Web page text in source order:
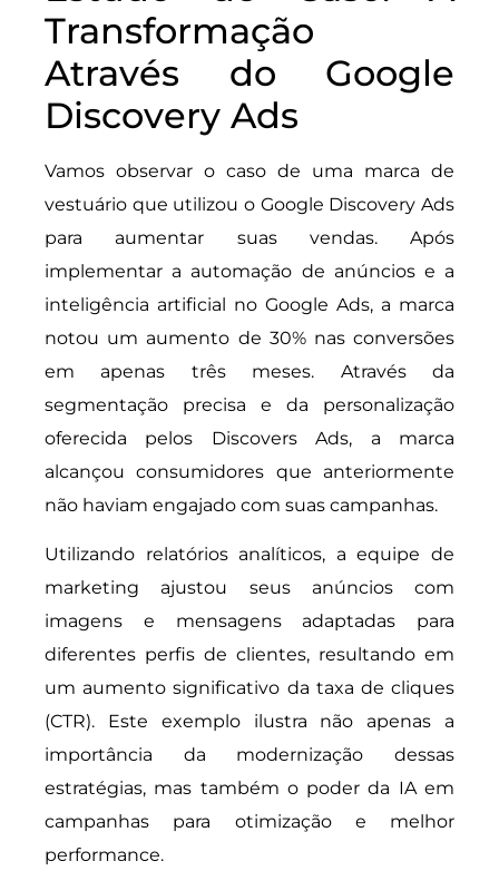
Transformação
Através do Google
Discovery Ads
Vamos observar o caso de uma marca de
vestuário que utilizou o Google Discovery Ads
para aumentar suas vendas. Após
implementar a automação de anúncios e a
inteligência artificial no Google Ads, a marca
notou um aumento de 30% nas conversões
em apenas três meses. Através da
segmentação precisa e da personalização
oferecida pelos Discovers Ads, a marca
alcançou consumidores que anteriormente
não haviam engajado com suas campanhas.
Utilizando relatórios analíticos, a equipe de
marketing ajustou seus anúncios com
imagens e mensagens adaptadas para
diferentes perfis de clientes, resultando em
um aumento significativo da taxa de cliques
(CTR). Este exemplo ilustra não apenas a
importância da modernização dessas
estratégias, mas também o poder da IA em
campanhas para otimização e melhor
performance.